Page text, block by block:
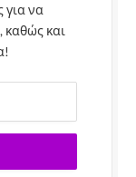
για να
καθώς και